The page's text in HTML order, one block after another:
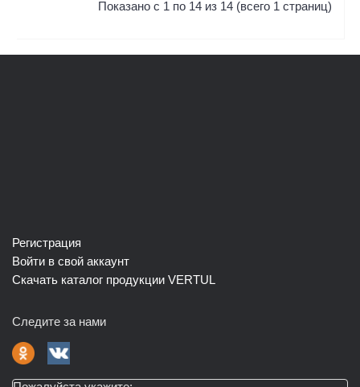
Показано с 1 по 14 из 14 (всего 1 страниц)
Регистрация
Войти в свой аккаунт
Скачать каталог продукции VERTUL
Следите за нами